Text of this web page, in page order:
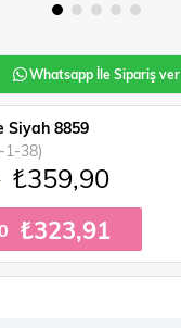
Whatsapp İle Sipariş ver
Siyah 8859
1-38)
₺359,90
₺323,91